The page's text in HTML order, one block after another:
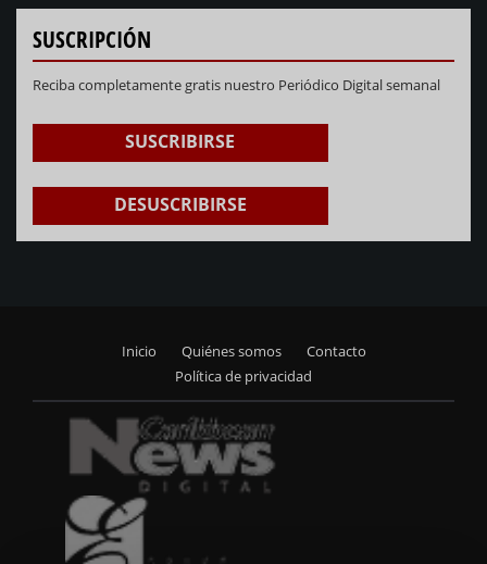
SUSCRIPCIÓN
Reciba completamente gratis nuestro Periódico Digital semanal
SUSCRIBIRSE
DESUSCRIBIRSE
menu
Inicio Quiénes somos
Contacto
Política de privacidad